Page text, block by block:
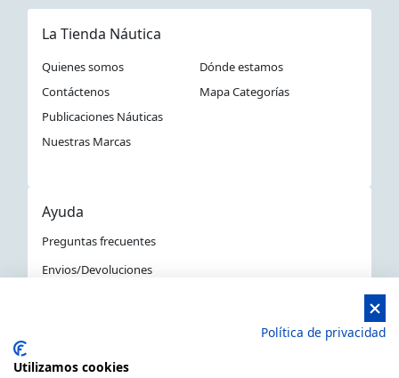
La Tienda Náutica
Quienes somos
Dónde estamos
Contáctenos
Mapa Categorías
Publicaciones Náuticas
Nuestras Marcas
Ayuda
Preguntas frecuentes
Envios/Devoluciones
Política de privacidad
Utilizamos cookies